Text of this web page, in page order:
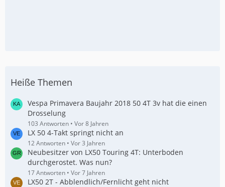
Heiße Themen
Vespa Primavera Baujahr 2018 50 4T 3v hat die einen
Drosselung
103 Antworten Vor 8 Jahren
LX 50 4-Takt springt nicht an
12 Antworten Vor 3 Jahren
Neubesitzer von LX50 Touring 4T: Unterboden
durchgerostet. Was nun?
17 Antworten Vor 7 Jahren
LX50 2T - Abblendlich/Fernlicht geht nicht